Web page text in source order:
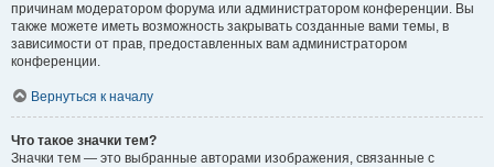
причинам модератором форума или администратором конференции. Вы
также можете иметь возможность закрывать созданные вами темы, в
зависимости от прав, предоставленных вам администратором
конференции.
Вернуться к началу
Что такое значки тем?
Значки тем — это выбранные авторами изображения, связанные с